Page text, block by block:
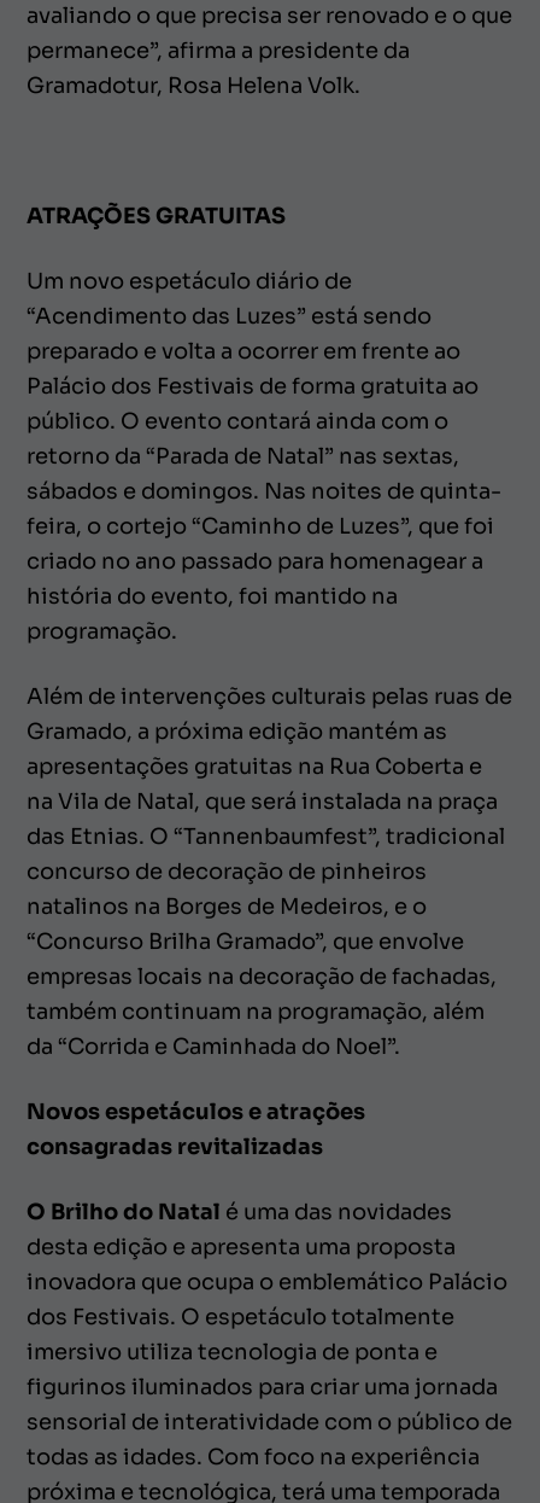
avaliando o que precisa ser renovado e o que
permanece”, afirma a presidente da
Gramadotur, Rosa Helena Volk.
ATRAÇÕES GRATUITAS
Um novo espetáculo diário de
“Acendimento das Luzes” está sendo
preparado e volta a ocorrer em frente ao
Palácio dos Festivais de forma gratuita ao
público. O evento contará ainda com o
retorno da “Parada de Natal” nas sextas,
sábados e domingos. Nas noites de quinta-
feira, o cortejo “Caminho de Luzes”, que foi
criado no ano passado para homenagear a
história do evento, foi mantido na
programação.
Além de intervenções culturais pelas ruas de
Gramado, a próxima edição mantém as
apresentações gratuitas na Rua Coberta e
na Vila de Natal, que será instalada na praça
das Etnias. O “Tannenbaumfest”, tradicional
concurso de decoração de pinheiros
natalinos na Borges de Medeiros, e o
“Concurso Brilha Gramado”, que envolve
empresas locais na decoração de fachadas,
também continuam na programação, além
da “Corrida e Caminhada do Noel”.
Novos espetáculos e atrações
consagradas revitalizadas
O Brilho do Natal é uma das novidades
desta edição e apresenta uma proposta
inovadora que ocupa o emblemático Palácio
dos Festivais. O espetáculo totalmente
imersivo utiliza tecnologia de ponta e
figurinos iluminados para criar uma jornada
sensorial de interatividade com o público de
todas as idades. Com foco na experiência
próxima e tecnológica, terá uma temporada